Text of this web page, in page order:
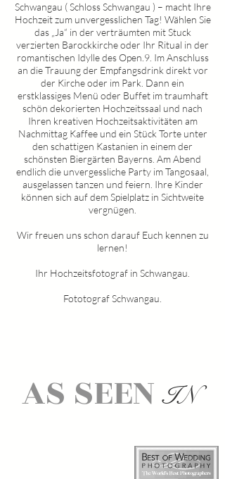
Schwangau (Schloss Schwangau ) – macht Ihre
Hochzeit zum unvergesslichen Tag! Wählen Sie
das „Ja“ in der verträumten mit Stuck
verzierten Barockkirche oder Ihr Ritual in der
romantischen Idylle des Open.9. Im Anschluss
an die Trauung der Empfangsdrink direkt vor
der Kirche oder im Park. Dann ein
erstklassiges Menü oder Buffet im traumhaft
schön dekorierten Hochzeitssaal und nach
Ihren kreativen Hochzeitsaktivitäten am
Nachmittag Kaffee und ein Stück Torte unter
den schattigen Kastanien in einem der
schönsten Biergärten Bayerns. Am Abend
endlich die unvergessliche Party im Tangosaal,
ausgelassen tanzen und feiern. Ihre Kinder
können sich auf dem Spielplatz in Sichtweite
vergnügen.
Wir freuen uns schon darauf Euch kennen zu
lernen!
Ihr Hochzeitsfotograf in Schwangau
Fototograf Schwangau.
AS SEEN IN